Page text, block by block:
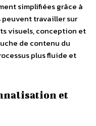
simplifiées grâce à
travailler sur
visuels, conception et
de contenu du
plus fluide et
et